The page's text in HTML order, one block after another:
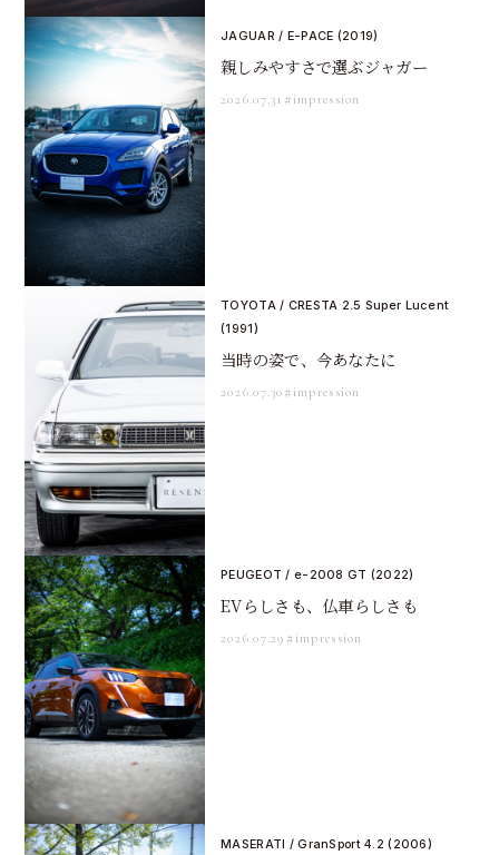
JAGUAR / E-PACE (2019)
親しみやすさで選ぶジャガー
2026.07.31 #impression
TOYOTA / CRESTA 2.5 Super Lucent
(1991)
当時の姿で、今あなたに
2026.07.30#impression
PEUGEOT / e-2008 GT (2022)
EVらしさも、仏車らしさも
2026.07.29 #impression
MASERATI / GranSport 4.2 (2006)